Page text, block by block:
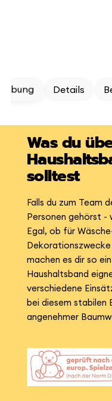
Details
Was du
solltest
Falls du zum Team
Personen gehörst -
Egal, ob für
machen es dir so
Haushaltsband
verschiedene
bei diesem stabilen
angenehmer